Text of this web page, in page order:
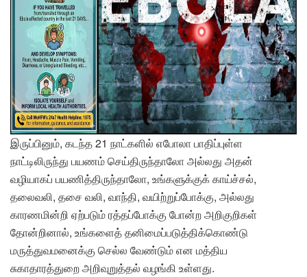
இருப்பினும், கடந்த 21 நாட்களில் எபோலா பாதிப்புள்ள
நாட்டிலிருந்து பயணம் செய்திருந்தாலோ அல்லது அதன்
வழியாகப் பயணித்திருந்தாலோ, உங்களுக்குக் காய்ச்சல்,
தலைவலி, தசை வலி, வாந்தி, வயிற்றுப்போக்கு, அல்லது
காரணமின்றி ஏற்படும் ரத்தப்போக்கு போன்ற அறிகுறிகள்
தோன்றினால், உங்களைத் தனிமைப்படுத்திக்கொண்டு
மருத்துவமனைக்கு செல்ல வேண்டும் என மத்திய
சுகாதாரத்துறை அறிவுறுத்தல் வழங்கி உள்ளது.